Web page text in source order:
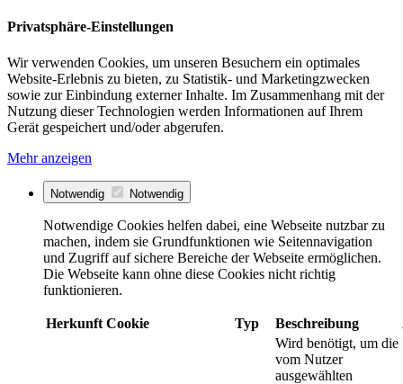
Privatsphäre-Einstellungen
Wir verwenden Cookies, um unseren Besuchern ein optimales
Website-Erlebnis zu bieten, zu Statistik- und Marketingzwecken
sowie zur Einbindung externer Inhalte. Im Zusammenhang mit der
Nutzung dieser Technologien werden Informationen auf Ihrem
Gerät gespeichert und/oder abgerufen.
Mehr anzeigen
Notwendig Notwendig
Notwendige Cookies helfen dabei, eine Webseite nutzbar zu
machen, indem sie Grundfunktionen wie Seitennavigation
und Zugriff auf sichere Bereiche der Webseite ermöglichen.
Die Webseite kann ohne diese Cookies nicht richtig
funktionieren.
Herkunft Cookie Typ Beschreibung
Wird benötigt, um die
vom Nutzer
ausgewählten